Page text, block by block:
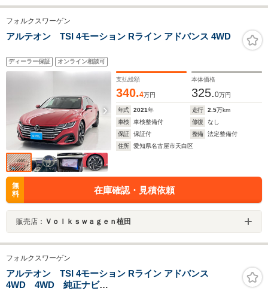
フォルクスワーゲン
アルテオン TSI 4モーション Rライン アドバンス 4WD
ディーラー保証 オンライン相談可
支払総額
340.4万円
本体価格
325.0万円
年式 2021年 走行 2.5万km
車検
車検整備付 修復
なし
保証
保証付 整備
法定整備付
住所
愛知県名古屋市天白区
無
料
在庫確認・見積依頼
販売店： Ｖｏｌｋｓｗａｇｅｎ植田
フォルクスワーゲン
アルテオン TSI 4モーション Rライン アドバンス
4WD 4WD 純正ナビ